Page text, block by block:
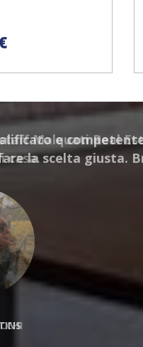
Malquati Real
casa.
Betsafe